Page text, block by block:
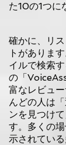
た10の1つに
確かに、リ
トがありま
イルで検索
の「
富なレビュ
んどの人は
ンを見つけ
す。多くの
示されてい